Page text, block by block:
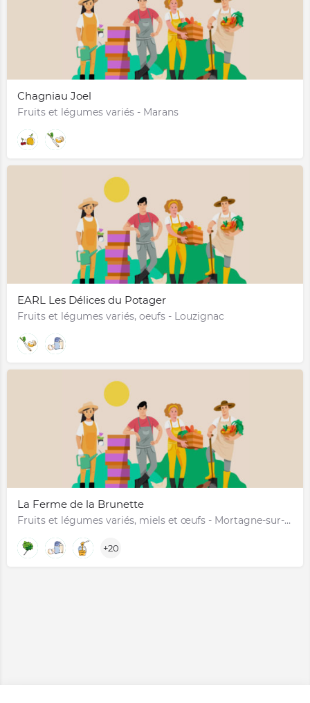
Chagniau Joel
Fruits et légumes variés - Marans
EARL Les Délices du Potager
Fruits et légumes variés, oeufs - Louzignac
La Ferme de la Brunette
Fruits et légumes variés, miels et œufs - Mortagne-sur-Gironde
+20